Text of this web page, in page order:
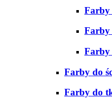
Farby
Farby
Farby
Farby do
Farby do